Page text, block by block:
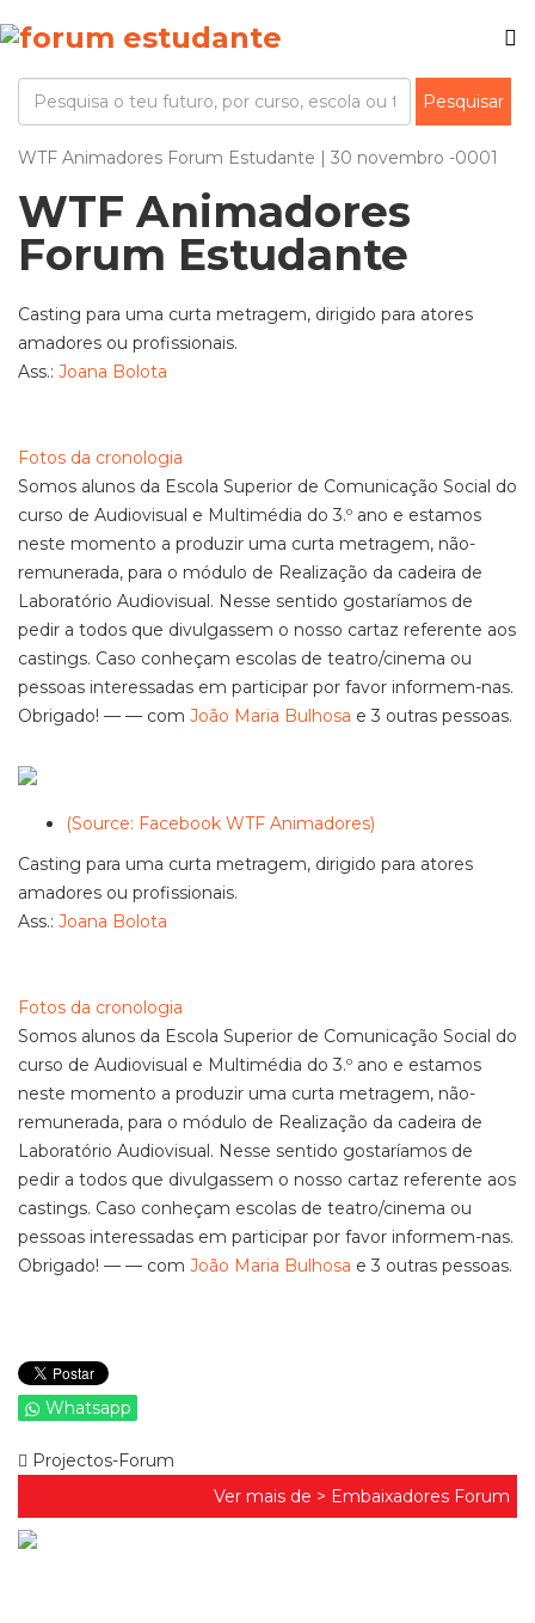
WTF Animadores Forum Estudante | 30 novembro -0001
WTF Animadores
Forum Estudante
Casting para uma curta metragem, dirigido para atores
amadores ou profissionais.
Ass.: Joana Bolota
Fotos da cronologia
Somos alunos da Escola Superior de Comunicação Social do
curso de Audiovisual e Multimédia do 3.º ano e estamos
neste momento a produzir uma curta metragem, não-
remunerada, para o módulo de Realização da cadeira de
Laboratório Audiovisual. Nesse sentido gostaríamos de
pedir a todos que divulgassem o nosso cartaz referente aos
castings. Caso conheçam escolas de teatro/cinema ou
pessoas interessadas em participar por favor informem-nas.
Obrigado! — — com João Maria Bulhosa e 3 outras pessoas.
(Source: Facebook WTF Animadores)
Casting para uma curta metragem, dirigido para atores
amadores ou profissionais.
Ass.: Joana Bolota
Fotos da cronologia
Somos alunos da Escola Superior de Comunicação Social do
curso de Audiovisual e Multimédia do 3.º ano e estamos
neste momento a produzir uma curta metragem, não-
remunerada, para o módulo de Realização da cadeira de
Laboratório Audiovisual. Nesse sentido gostaríamos de
pedir a todos que divulgassem o nosso cartaz referente aos
castings. Caso conheçam escolas de teatro/cinema ou
pessoas interessadas em participar por favor informem-nas.
Obrigado! — — com João Maria Bulhosa e 3 outras pessoas.
Whatsapp
Projectos-Forum
Ver mais de > Embaixadores Forum